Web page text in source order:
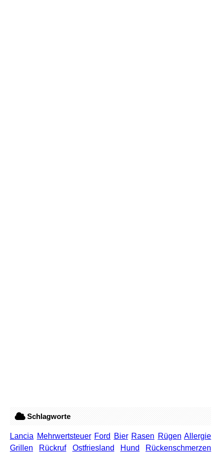
Schlagworte
Lancia Mehrwertsteuer Ford Bier Rasen Rügen Allergie
Grillen
Rückruf Ostfriesland Hund
Rückenschmerzen